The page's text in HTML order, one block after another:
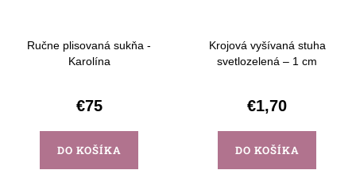
Ručne plisovaná sukňa -
Karolína
€75
DO KOŠÍKA
Krojová vyšívaná stuha
svetlozelená – 1 cm
€1,70
DO KOŠÍKA